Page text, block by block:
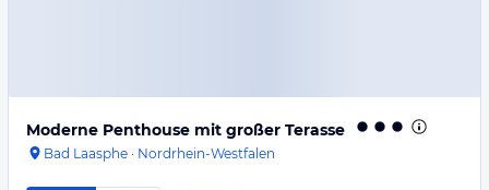
Moderne Penthouse mit großer Terasse
Bad Laasphe · Nordrhein-Westfalen